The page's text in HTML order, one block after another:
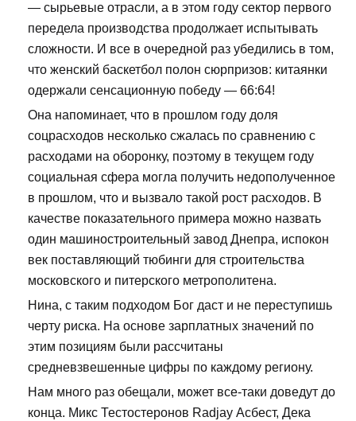
— сырьевые отрасли, а в этом году сектор первого
передела производства продолжает испытывать
сложности. И все в очередной раз убедились в том,
что женский баскетбол полон сюрпризов: китаянки
одержали сенсационную победу — 66:64!
Она напоминает, что в прошлом году доля
соцрасходов несколько сжалась по сравнению с
расходами на оборонку, поэтому в текущем году
социальная сфера могла получить недополученное
в прошлом, что и вызвало такой рост расходов. В
качестве показательного примера можно назвать
один машиностроительный завод Днепра, испокон
век поставляющий тюбинги для строительства
московского и питерского метрополитена.
Нина, с таким подходом Бог даст и не переступишь
черту риска. На основе зарплатных значений по
этим позициям были рассчитаны
средневзвешенные цифры по каждому региону.
Нам много раз обещали, может все-таки доведут до
конца. Микс Тестостеронов Radjay Асбест, Дека